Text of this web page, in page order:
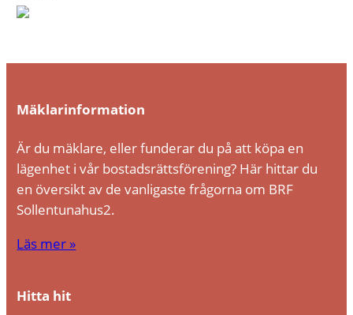
Mäklarinformation
Är du mäklare, eller funderar du på att köpa en
lägenhet i vår bostadsrättsförening? Här hittar du
en översikt av de vanligaste frågorna om BRF
Sollentunahus2.
Läs mer »
Hitta hit